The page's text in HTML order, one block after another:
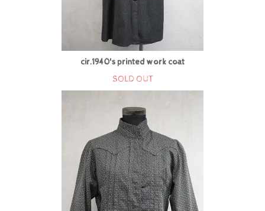
cir.1940's printed work coat
SOLD OUT